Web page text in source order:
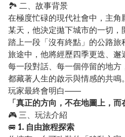
🏞️ 二、故事背景
在極度忙碌的現代社會中，主角
某天，他決定拋下城市的一切
踏上一段「沒有終點」的公路旅
旅途中，他將經歷四季更迭、邂
每一段對話、每一個停留的地方
都藏著人生的啟示與情感的共鳴。
玩家最終會明白——
「真正的方向，不在地圖上，而
🎮 三、玩法介紹
🚐 1. 自由旅程探索